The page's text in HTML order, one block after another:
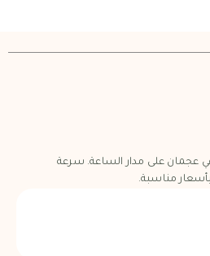
عجمان على مدار الساعة. سرعة
مناسبة.